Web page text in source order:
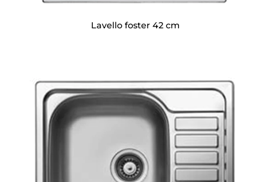
Lavello foster 42 cm